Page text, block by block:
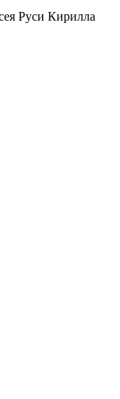
Руси Кирилла